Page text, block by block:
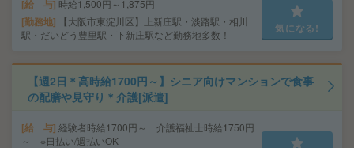
給 与 時給1,500円～1,875円
勤務地
【大阪市東淀川区】上新庄駅・淡路駅・相川
駅・だいどう豊里駅・下新庄駅など勤務地多数！
気になる!
【週2日＊高時給1700円～】シニア向けマンションで食事
の配膳や見守り＊介護[派遣]
給 与 経験者時給1700円～ 介護福祉士時給1750円
～ ※日払い/週払いOK